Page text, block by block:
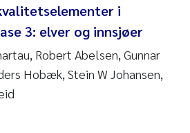
Brkljacic
Macken
i
3: elver og innsjøer
Robert Abelsen, Gunnar
Hobæk, Stein W Johansen,